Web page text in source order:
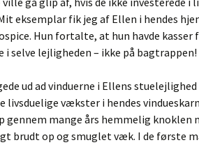
eksemplar fik jeg af Ellen i hendes
Hun fortalte, at hun havde kasser
i selve lejligheden – ikke på bagtrappen!
ud ad vinduerne i Ellens
livsduelige vækster i hendes
gennem mange års hemmelig knoklen
brudt op og smuglet væk. I de første